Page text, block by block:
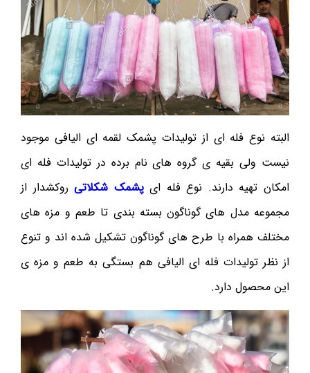
البته نوع فله ای از تولیدات پشمک لقمه ای الیافی موجود
نیست ولی بقیه ی گروه های نام برده در تولیدات فله ای
امکان تهیه دارند. نوع فله ایپشمک شکلاتیروکشدار از
مجموعه مدل های گوناگون بسته بندی تا طعم و مزه های
مختلف همراه با طرح های گوناگون تشکیل شده اند و تنوع
از نظر تولیدات فله ای الیافی هم بستگی به طعم و مزه ی
این محصول دارد.